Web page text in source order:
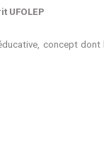
UFOLEP
concept